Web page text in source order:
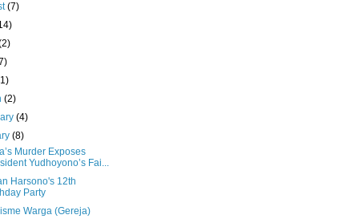
(7)
(2)
(4)
(8)
Murder Exposes
Yudhoyono’s Fai...
Harsono's 12th
Party
Warga (Gereja)